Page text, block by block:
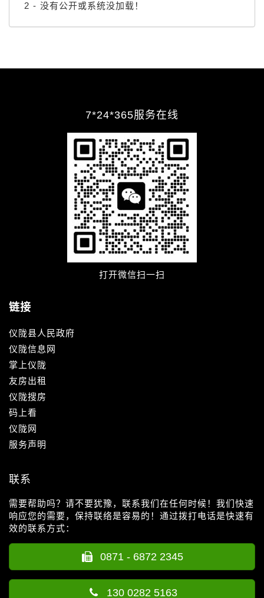
2 - 没有公开或系统没加载！
7*24*365服务在线
打开微信扫一扫
链接
仪陇县人民政府
仪陇信息网
掌上仪陇
友房出租
仪陇搜房
码上看
仪陇网
服务声明
联系
需要帮助吗？请不要犹豫，联系我们在任何时候！我们快速
响应您的需要，保持联络是容易的！通过拨打电话是快速有
效的联系方式：
0871 - 6872 2345
130 0282 5163